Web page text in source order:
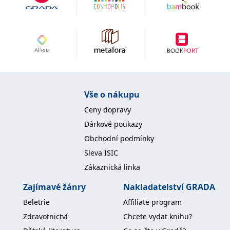
Vše o nákupu
Ceny dopravy
Dárkové poukazy
Obchodní podmínky
Sleva ISIC
Zákaznická linka
Zajímavé žánry
Beletrie
Zdravotnictví
Nakladatelství GRADA
Affiliate program
Chcete vydat knihu?
informace o tom, jak
koncový uživatel používá
webové stránky a
2 měsíce
aktivitě na webu. Tato
data mohou být